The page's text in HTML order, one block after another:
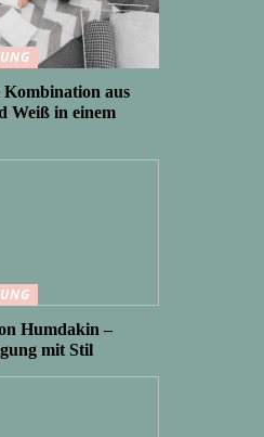
Kombination aus
Weiß in einem
Humdakin –
mit Stil